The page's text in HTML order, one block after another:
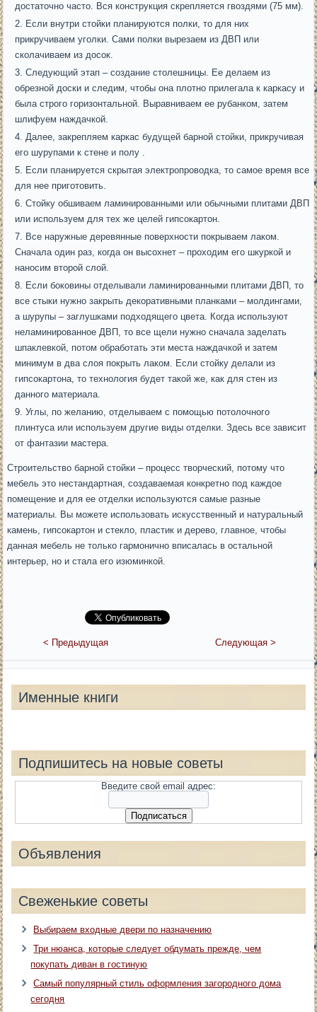
достаточно часто. Вся конструкция скрепляется гвоздями (75 мм).
Если внутри стойки планируются полки, то для них
прикручиваем уголки. Сами полки вырезаем из ДВП или
сколачиваем из досок.
Следующий этап – создание столешницы. Ее делаем из
обрезной доски и следим, чтобы она плотно прилегала к каркасу и
была строго горизонтальной. Выравниваем ее рубанком, затем
шлифуем наждачкой.
Далее, закрепляем каркас будущей барной стойки, прикручивая
его шурупами к стене и полу .
Если планируется скрытая электропроводка, то самое время все
для нее приготовить.
Стойку обшиваем ламинированными или обычными плитами ДВП
или используем для тех же целей гипсокартон.
Все наружные деревянные поверхности покрываем лаком.
Сначала один раз, когда он высохнет – проходим его шкуркой и
наносим второй слой.
Если боковины отделывали ламинированными плитами ДВП, то
все стыки нужно закрыть декоративными планками – молдингами,
а шурупы – заглушками подходящего цвета. Когда используют
неламинированное ДВП, то все щели нужно сначала заделать
шпаклевкой, потом обработать эти места наждачкой и затем
минимум в два слоя покрыть лаком. Если стойку делали из
гипсокартона, то технология будет такой же, как для стен из
данного материала.
Углы, по желанию, отделываем с помощью потолочного
плинтуса или используем другие виды отделки. Здесь все зависит
от фантазии мастера.
Строительство барной стойки – процесс творческий, потому что
мебель это нестандартная, создаваемая конкретно под каждое
помещение и для ее отделки используются самые разные
материалы. Вы можете использовать искусственный и натуральный
камень, гипсокартон и стекло, пластик и дерево, главное, чтобы
данная мебель не только гармонично вписалась в остальной
интерьер, но и стала его изюминкой.
< Предыдущая Следующая >
Именные книги
Подпишитесь на новые советы
Введите свой email адрес:
Объявления
Свеженькие советы
Выбираем входные двери по назначению
Три нюанса, которые следует обдумать прежде, чем
покупать диван в гостиную
Самый популярный стиль оформления загородного дома
сегодня